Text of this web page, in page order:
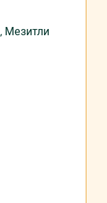
, Мезитли